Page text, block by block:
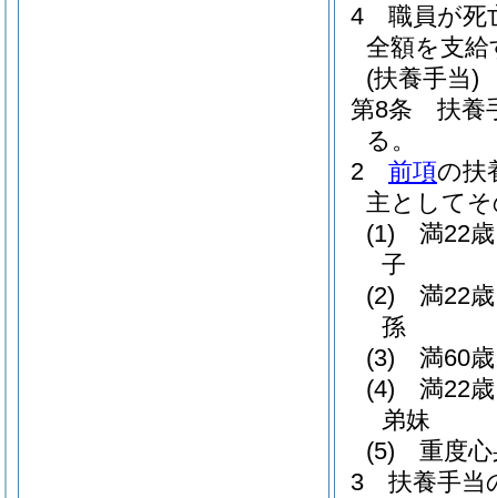
4
職員が死
全額を支給
(扶養手当)
第8条
扶養
る。
2
前項の扶
主として
(1)
満22
子
(2)
満22
孫
(3)
満60
(4)
満22
弟妹
(5)
重度
3
扶養手当